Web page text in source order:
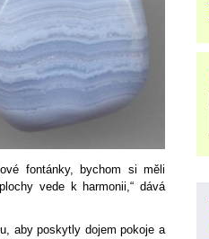
fontánky, bychom si měli
vede k harmonii,“ dává
aby poskytly dojem pokoje a